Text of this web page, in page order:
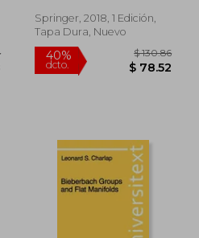
Springer, 2018, 1 Edición,
Tapa Dura, Nuevo